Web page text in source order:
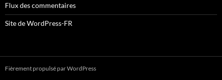
Flux des commentaires
Site de WordPress-FR
Fièrement propulsé par WordPress